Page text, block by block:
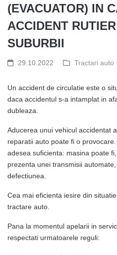
(EVACUATOR) IN
ACCIDENT
SUBURBII
29.10.2022 Tractari auto
Un accident de circulatie este o
daca accidentul s-a intamplat in
dubleaza.
Aducerea unui vehicul accidentat
reparatii auto poate fi o
adesea suficienta: masina poate
prezenta unei transmisii
defectiunea.
Cea mai eficienta iesire din
tractare auto.
Pana la momentul apelarii in
respectati urmatoarele reguli: